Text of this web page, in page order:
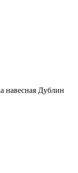
навесная Дублин